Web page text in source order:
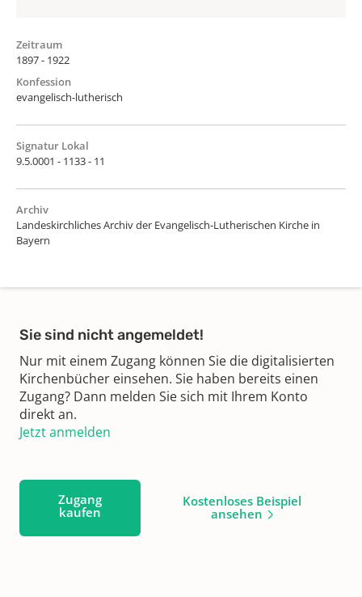
Zeitraum
1897 - 1922
Konfession
evangelisch-lutherisch
Signatur Lokal
9.5.0001 - 1133 - 11
Archiv
Landeskirchliches Archiv der Evangelisch-Lutherischen Kirche in
Bayern
Sie sind nicht angemeldet!
Nur mit einem Zugang können Sie die digitalisierten
Kirchenbücher einsehen. Sie haben bereits einen
Zugang? Dann melden Sie sich mit Ihrem Konto
direkt an.
Jetzt anmelden
Zugang
kaufen
Kostenloses Beispiel
ansehen